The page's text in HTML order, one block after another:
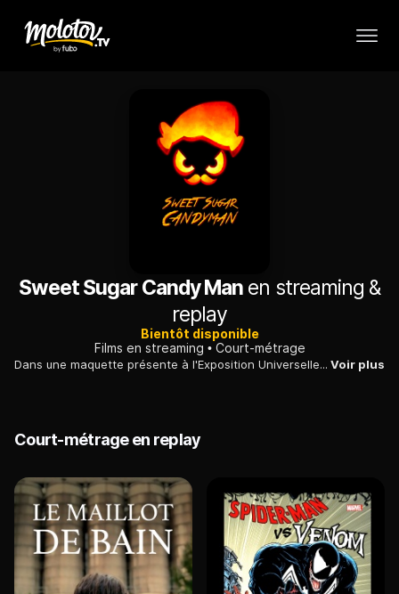
Sweet Sugar Candy Man en streaming &
replay
Bientôt disponible
Films en streaming
Court-métrage
Dans une maquette présente à l'Exposition Universelle de Paris 1900, un bonbon dragibus fou perturbe la vie de ses congénères sucrés. Son nouvel objectif : détruire la Tour Eiffel. Voir plus
Court-métrage en replay